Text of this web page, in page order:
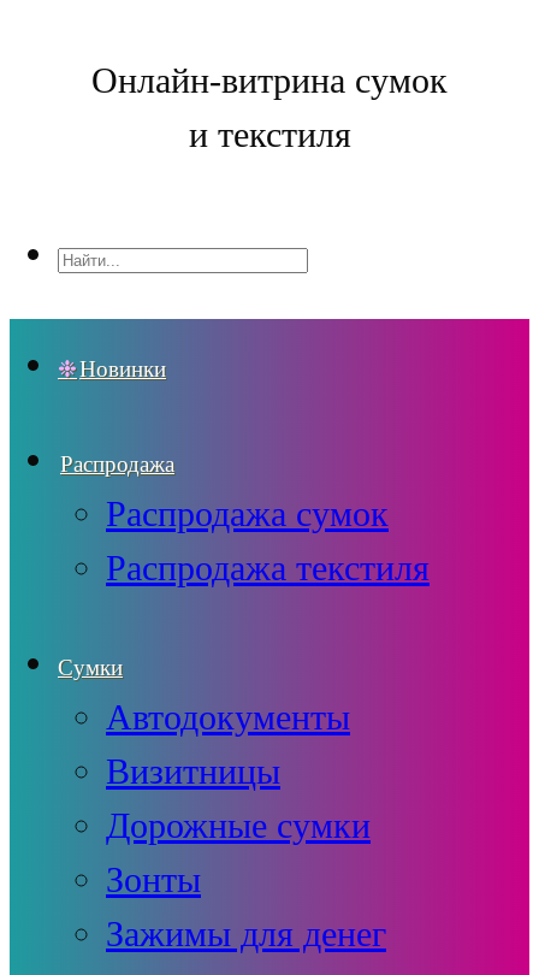
Онлайн-витрина сумок
и текстиля
Новинки
Распродажа
Распродажа сумок
Распродажа текстиля
Сумки
Автодокументы
Визитницы
Дорожные сумки
Зонты
Зажимы для денег